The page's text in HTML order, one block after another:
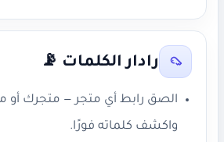
رادار الكلمات 📡
الصق رابط أي متجر — متجرك
واكشف كلماته فورًا.